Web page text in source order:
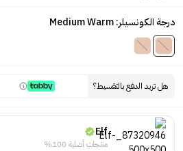
درجة الكونسيلر: Medium Warm
هل تريد الدفع بالتقسيط؟
Elf
منتجات أصلية 100%